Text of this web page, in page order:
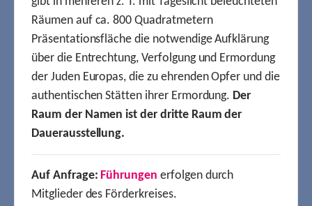
Räumen auf ca. 800 Quadratmetern
Präsentationsfläche die notwendige Aufklärung
über die Entrechtung, Verfolgung und Ermordung
der Juden Europas, die zu ehrenden Opfer und die
authentischen Stätten ihrer Ermordung. Der
Raum der Namen ist der dritte Raum der
Dauerausstellung.
Auf Anfrage: Führungen erfolgen durch
Mitglieder des Förderkreises.